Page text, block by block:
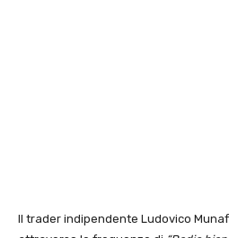
Il trader indipendente Ludovico